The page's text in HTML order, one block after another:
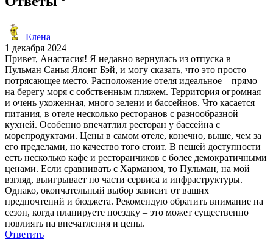
Елена
1 декабря 2024
Привет, Анастасия! Я недавно вернулась из отпуска в
Пульман Санья Ялонг Бэй, и могу сказать, что это просто
потрясающее место. Расположение отеля идеальное – прямо
на берегу моря с собственным пляжем. Территория огромная
и очень ухоженная, много зелени и бассейнов. Что касается
питания, в отеле несколько ресторанов с разнообразной
кухней. Особенно впечатлил ресторан у бассейна с
морепродуктами. Цены в самом отеле, конечно, выше, чем за
его пределами, но качество того стоит. В пешей доступности
есть несколько кафе и ресторанчиков с более демократичными
ценами. Если сравнивать с Харманом, то Пульман, на мой
взгляд, выигрывает по части сервиса и инфраструктуры.
Однако, окончательный выбор зависит от ваших
предпочтений и бюджета. Рекомендую обратить внимание на
сезон, когда планируете поездку – это может существенно
повлиять на впечатления и цены.
Ответить